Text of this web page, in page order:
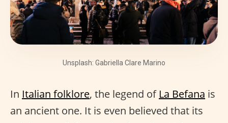
Unsplash: Gabriella Clare Marino
In Italian folklore, the legend of La Befana is
an ancient one. It is even believed that its